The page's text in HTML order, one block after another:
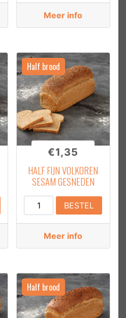
Volkoren
Maanzaad
Gesneden
Meer info
Half brood
€1,35
HALF FIJN VOLKOREN
SESAM GESNEDEN
Half
Fijn
Volkoren
Sesam
Gesneden
BESTEL
Meer info
Half brood